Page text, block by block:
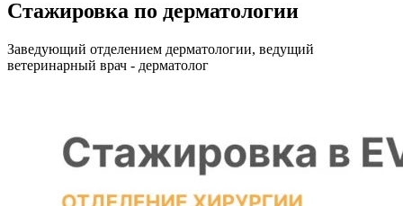
Стажировка по дерматологии
Заведующий отделением дерматологии, ведущий
ветеринарный врач - дерматолог